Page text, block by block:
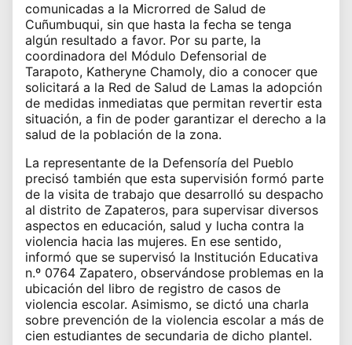
comunicadas a la Microrred de Salud de
Cuñumbuqui, sin que hasta la fecha se tenga
algún resultado a favor. Por su parte, la
coordinadora del Módulo Defensorial de
Tarapoto, Katheryne Chamoly, dio a conocer que
solicitará a la Red de Salud de Lamas la adopción
de medidas inmediatas que permitan revertir esta
situación, a fin de poder garantizar el derecho a la
salud de la población de la zona.
La representante de la Defensoría del Pueblo
precisó también que esta supervisión formó parte
de la visita de trabajo que desarrolló su despacho
al distrito de Zapateros, para supervisar diversos
aspectos en educación, salud y lucha contra la
violencia hacia las mujeres. En ese sentido,
informó que se supervisó la Institución Educativa
n.º 0764 Zapatero, observándose problemas en la
ubicación del libro de registro de casos de
violencia escolar. Asimismo, se dictó una charla
sobre prevención de la violencia escolar a más de
cien estudiantes de secundaria de dicho plantel.